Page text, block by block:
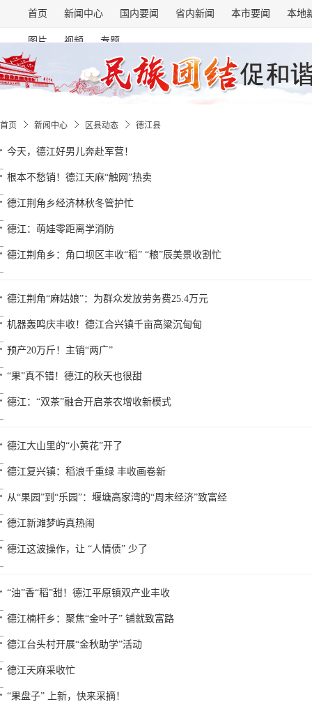
首页 新闻中心 国内要闻 省内新闻 本市要闻 本地
图片 视频 专题
首页 新闻中心 区县动态 德江县
今天，德江好男儿奔赴军营！
根本不愁销！德江天麻“触网”热卖
德江荆角乡经济林秋冬管护忙
德江：萌娃零距离学消防
德江荆角乡：角口坝区丰收“稻” “粮”辰美景收割忙
德江荆角“麻姑娘”：为群众发放劳务费25.4万元
机器轰鸣庆丰收！德江合兴镇千亩高粱沉甸甸
预产20万斤！主销“两广”
“果”真不错！德江的秋天也很甜
德江：“双茶”融合开启茶农增收新模式
德江大山里的“小黄花”开了
德江复兴镇：稻浪千重绿 丰收画卷新
从“果园”到“乐园”：堰塘高家湾的“周末经济”致富经
德江新滩梦屿真热闹
德江这波操作，让 “人情债” 少了
“油”香“稻”甜！德江平原镇双产业丰收
德江楠杆乡：聚焦“金叶子” 铺就致富路
德江台头村开展“金秋助学”活动
德江天麻采收忙
“果盘子” 上新，快来采摘！